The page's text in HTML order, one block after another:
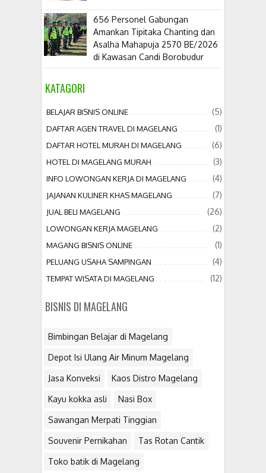
656 Personel Gabungan
Amankan Tipitaka Chanting dan
Asalha Mahapuja 2570 BE/2026
di Kawasan Candi Borobudur
KATAGORI
BELAJAR BISNIS ONLINE (5)
DAFTAR AGEN TRAVEL DI MAGELANG (1)
DAFTAR HOTEL MURAH DI MAGELANG (6)
HOTEL DI MAGELANG MURAH (3)
INFO LOWONGAN KERJA DI MAGELANG (4)
JAJANAN KULINER KHAS MAGELANG (7)
JUAL BELI MAGELANG (26)
LOWONGAN KERJA MAGELANG (2)
MAGANG BISNIS ONLINE (1)
PELUANG USAHA SAMPINGAN (4)
TEMPAT WISATA DI MAGELANG (12)
BISNIS DI MAGELANG
Bimbingan Belajar di Magelang
Depot Isi Ulang Air Minum Magelang
Jasa Konveksi Kaos Distro Magelang
Kayu kokka asli Nasi Box
Sawangan Merpati Tinggian
Souvenir Pernikahan Tas Rotan Cantik
Toko batik di Magelang